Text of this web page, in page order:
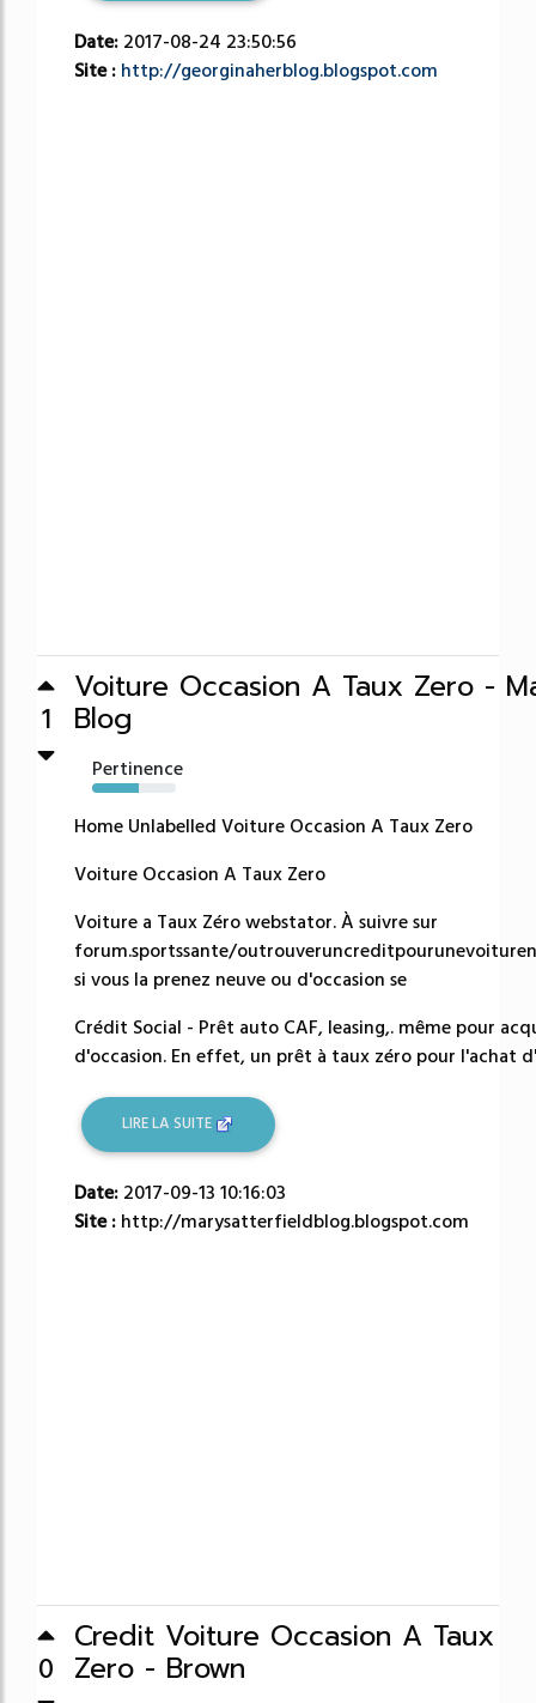
Date: 2017-08-24 23:50:56
Site : http://georginaherblog.blogspot.com
1
Voiture Occasion A Taux Zero -
Blog
Pertinence
55%
Home Unlabelled Voiture Occasion A Taux Zero
Voiture Occasion A Taux Zero
Voiture a Taux Zéro webstator. À suivre sur
forum.sportssante/
si vous la prenez neuve ou d'occasion se
Crédit Social - Prêt auto CAF, leasing,. même pour
d'occasion. En effet, un prêt à taux zéro pour l'achat
LIRE LA SUITE
Date: 2017-09-13 10:16:03
Site : http://marysatterfieldblog.blogspot.com
0
Credit Voiture Occasion A Taux
Zero - Brown